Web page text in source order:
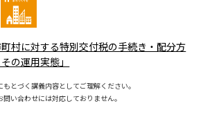
訂正のご案内
町村に対する特別交付税の手続き・配分方
の運用実態」
とづく講義内容としてご理解ください。
い合わせには対応しておりません。